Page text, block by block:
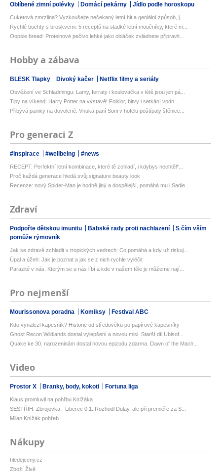
Oblíbené zimní polévky Domácí pekárny Jídlo podle horoskopu
Cuketová zmrzlina? Vyzkoušejte nečekaný letní hit a geniální způsob, j...
Rychlé buchty s broskvemi: 5 receptů na sladké letní moučníky, které m...
Oopsie bread: Proteinové pečivo lehké jako obláček zvládnete připravit...
Hobby a zábava
BLESK Tlapky Divoký kačer Netflix filmy a seriály
Osvěžení ve Schladmingu: Lamy, ferraty i koulovačka v létě jsou jen pá...
Tipy na víkend: Harry Potter na výstavě! Folklor, bitvy i setkání vodn...
Přibývá paniky na dovolené: Vnuka paní Soni v hotelu poštípaly štěnice...
Pro generaci Z
#inspirace #wellbeing #news
RECEPT: Perfektní letní kombinace, které tě zchladí, i kdybys nechtěl*...
Proč každá generace hledá svůj signature beauty look
Recenze: nový Spider-Man je hodně jiný a dospělejší, pomáhá mu i Sadie...
Zdraví
Podpořte dětskou imunitu Babské rady proti nachlazení
S čím vším
pomůže rýmovník
Jak se zdravě zchladit v tropických vedrech: Co pomáhá a kdy už riskuj...
Úpal a úžeh: Jak je poznat a jak se z nich rychle vyléčit
Parazité v nás: Kterým se u nás líbí a kde v našem těle je můžeme nají...
Pro nejmenší
Mourissonova poradna Komiksy Festival ABC
Kdo vynalezl kapesník? Historie od středověku po papírové kapesníky
Ghost Recon Wildlands dostal vylepšení a novou misi. Starší díl Ubisof...
Quake ke 30. narozeninám dostal novou epizodu zdarma. Dawn of the Mach...
Video
Prostor X Branky, body, kokoti Fortuna liga
Klaus promluvil na pohřbu Knížáka
SESTŘIH: Zbrojovka - Liberec 0:1. Rozhodl Dulay, ale při premiéře za S...
Milan Knížák pohřeb
Nákupy
hledejceny.cz
Zboží Živě